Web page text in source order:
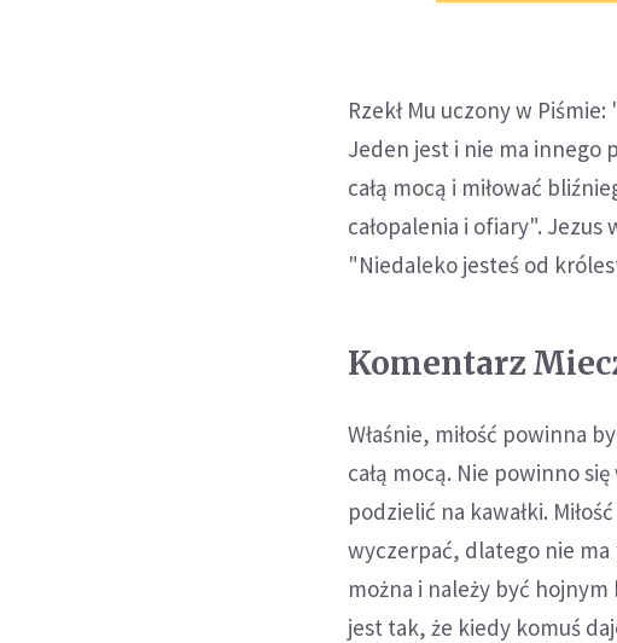
Rzekł Mu uczony w
Jeden jest i nie ma innego
całą mocą i miłować
całopalenia i ofiary".
"Niedaleko jesteś od
Komentarz
Właśnie, miłość powinna
całą mocą. Nie powinno
podzielić na kawałki.
wyczerpać, dlatego nie ma
można i należy być
jest tak, że kiedy komuś